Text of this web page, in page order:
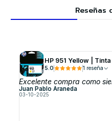
Reseñas
HP 951 Yellow |
5.0 1 reseña
Excelente compra como
Juan Pablo Araneda
03-10-2025